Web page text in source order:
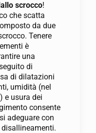
scrocco!
che scatta
da due
Tenere
è
una
di
di dilatazioni
umidità (nel
e usura dei
consente
adeguare con